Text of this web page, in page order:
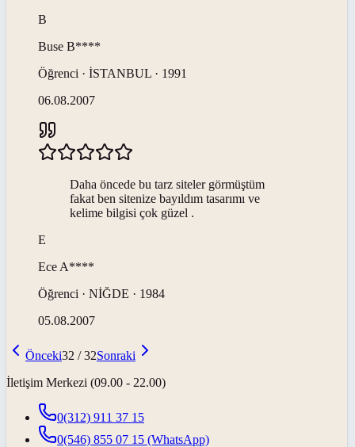
B
Buse B****
Öğrenci · İSTANBUL · 1991
06.08.2007
Daha öncede bu tarz siteler görmüştüm
fakat ben sitenize bayıldım tasarımı ve
kelime bilgisi çok güzel .
E
Ece A****
Öğrenci · NİĞDE · 1984
05.08.2007
Önceki32 /32Sonraki
İletişim Merkezi (09.00 - 22.00)
0(312) 911 37 15
0(546) 855 07 15 (WhatsApp)